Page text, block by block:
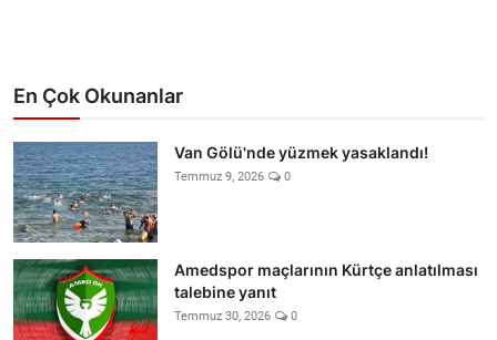
En Çok Okunanlar
Van Gölü'nde yüzmek yasaklandı!
Temmuz 9, 2026 0
Amedspor maçlarının Kürtçe anlatılması
talebine yanıt
Temmuz 30, 2026 0